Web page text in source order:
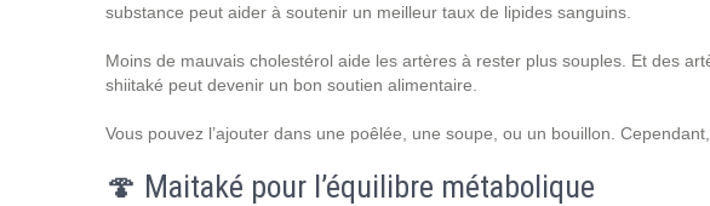
substance peut aider à soutenir un meilleur taux de lipides sanguins.
Moins de mauvais cholestérol aide les artères à rester plus souples. Et des
shiitaké peut devenir un bon soutien alimentaire.
Vous pouvez l’ajouter dans une poêlée, une soupe, ou un bouillon.
🍄 Maitaké pour l’équilibre métabolique